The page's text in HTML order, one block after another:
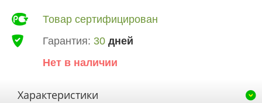
Товар сертифицирован
Гарантия: 30 дней
Нет в наличии
Характеристики